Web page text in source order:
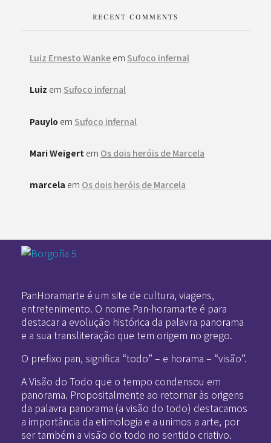
RECENT COMMENTS
Luiz Ernesto Wanke em Sufoco infernal
Luiz em Sufoco infernal
Pauylo em Sufoco infernal
Mari Weigert em Os dois heróis de Marcela
marcela em Os dois heróis de Marcela
PanHoramarte é um site de cultura, viagens,
entretenimento. O nome Pan-horamarte é para
destacar a evolução histórica da palavra panorama
e a sua transliteração que tem origem no grego.
O prefixo pan, significa “todo” – e horama – “visão”.
A Visão do Todo que o tempo condensou em
panorama. Propositalmente ao retornar às origens
da palavra panorama (a visão do todo) destacamos
a importância da etimologia e a unimos a arte, por
ser também a visão do todo no sentido criativo.